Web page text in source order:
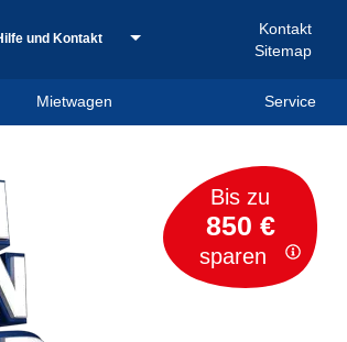
und Kontakt
Kontakt
Sitemap
Mietwagen Service
Bis zu
850 €
sparen